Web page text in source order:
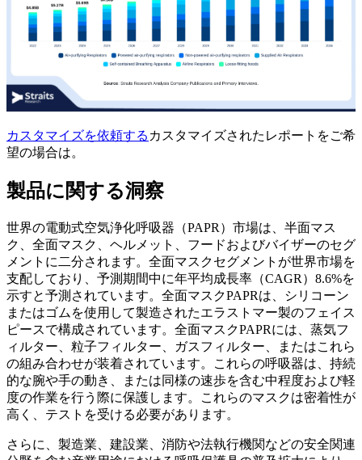
カスタマイズを依頼する カスタマイズされたレポートをご希
望の場合は。
製品に関する洞察
世界の電動式空気浄化呼吸器（PAPR）市場は、半面マス
ク、全面マスク、ヘルメット、フードおよびバイザーのセグ
メントに二分されます。全面マスクセグメントが世界市場を
支配しており、予測期間中に年平均成長率（CAGR）8.6%を
示すと予測されています。全面マスクPAPRは、シリコーン
またはゴムを使用して製造されたエラストマー製のフェイス
ピースで構成されています。全面マスクPAPRには、蒸気フ
ィルター、粒子フィルター、ガスフィルター、またはこれら
の組み合わせが装着されています。これらの呼吸器は、持続
的な腕や手の動き、または同様の速歩を含む中程度および軽
度の作業を行う際に保護します。これらのマスクは密着性が
高く、テストを受ける必要があります。
さらに、製造業、建設業、消防や法執行機関などの安全関連